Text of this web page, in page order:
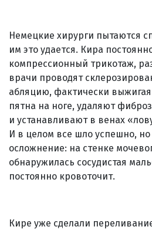
Немецкие хирурги пытаются
им это удается. Кира
компрессионный трикотаж,
врачи проводят
абляцию, фактически
пятна на ноге, удаляют
и устанавливают в венах
И в целом все шло успешно,
осложнение: на стенке
обнаружилась сосудистая
постоянно кровоточит.
Кире уже сделали